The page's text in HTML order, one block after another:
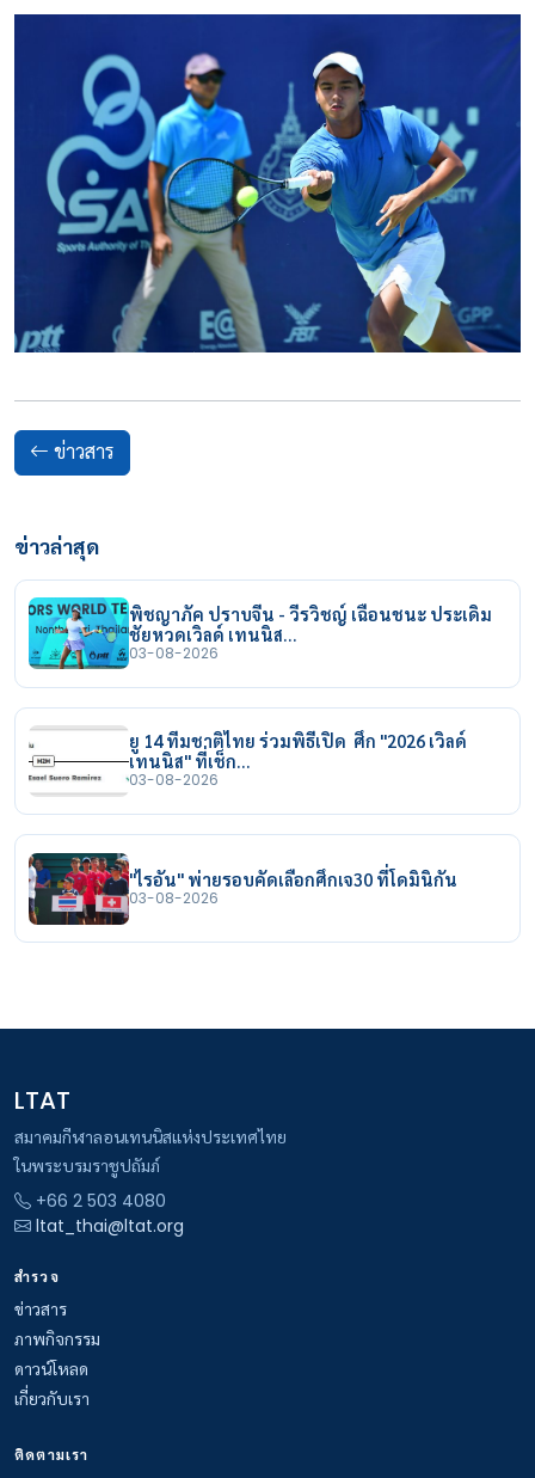
ข่าวสาร
ข่าวล่าสุด
พิชญาภัค ปราบจีน - วีรวิชญ์ เฉือนชนะ ประเดิม
ชัยหวดเวิลด์ เทนนิส…
03-08-2026
ยู 14 ทีมชาติไทย ร่วมพิธีเปิด ศึก "2026 เวิลด์
เทนนิส" ที่เช็ก…
03-08-2026
"ไรอัน" พ่ายรอบคัดเลือกศึกเจ30 ที่โดมินิกัน
03-08-2026
LTAT
สมาคมกีฬาลอนเทนนิสแห่งประเทศไทย
ในพระบรมราชูปถัมภ์
+66 2 503 4080
ltat_thai@ltat.org
สำรวจ
ข่าวสาร
ภาพกิจกรรม
ดาวน์โหลด
เกี่ยวกับเรา
ติดตามเรา